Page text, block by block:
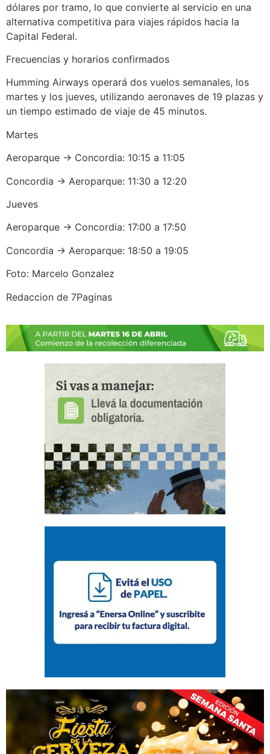
dólares por tramo, lo que convierte al servicio en una
alternativa competitiva para viajes rápidos hacia la
Capital Federal.
Frecuencias y horarios confirmados
Humming Airways operará dos vuelos semanales, los
martes y los jueves, utilizando aeronaves de 19 plazas y
un tiempo estimado de viaje de 45 minutos.
Martes
Aeroparque → Concordia: 10:15 a 11:05
Concordia → Aeroparque: 11:30 a 12:20
Jueves
Aeroparque → Concordia: 17:00 a 17:50
Concordia → Aeroparque: 18:50 a 19:05
Foto: Marcelo Gonzalez
Redaccion de 7Paginas